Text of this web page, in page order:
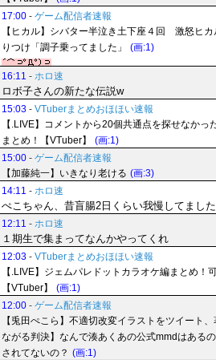
17:00 - ゲーム配信者速報
【ヒカル】シバター半泣き土下座４回 激怒ヒ
りつけ「調子乗ってました」
(画:1)
16:11 - ホロ速
ロボ子さんの新たな伝説w
15:03 - VTuberまとめおほほい速報
【.LIVE】コメントから20個共通点を探せなか
まとめ！【VTuber】
(画:1)
15:00 - ゲーム配信者速報
【加藤純一】いきなり老ける (画:3)
14:11 - ホロ速
ぺこちゃん、昔盲腸2日くらい我慢してました
12:11 - ホロ速
１期生で集まってなんかやってくれ
12:03 - VTuberまとめおほほい速報
【.LIVE】ジェムパレドットカラオケ編まとめ！
【VTuber】
(画:1)
12:00 - ゲーム配信者速報
【兎田ぺこら】不適切改変イラストをツイート
ながる判決】なんで湊あくあの公式mmdはある
されてないの？ (画:1)